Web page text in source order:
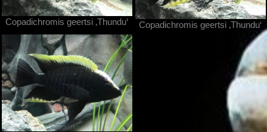
Copadichromis geertsi ‚Thundu‘ Copadichromis geertsi ‚Thundu‘